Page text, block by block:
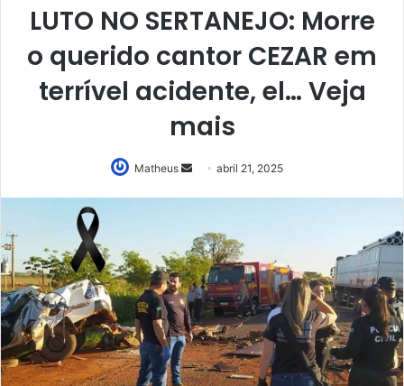
LUTO NO SERTANEJO: Morre
o querido cantor CEZAR em
terrível acidente, el… Veja
mais
Matheus
Mande
mail
abril 21, 2025